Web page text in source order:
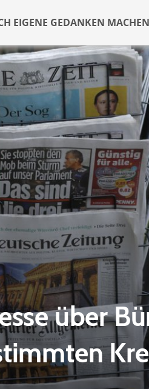
EIGENE GEDANKEN
über